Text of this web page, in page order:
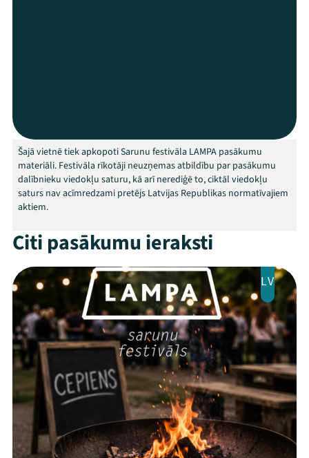
Ziedo
Veikals
ThreadsFacebookYoutube
X Instagram
Flick TikTok
Šajā vietnē tiek apkopoti Sarunu festivāla LAMPA pasākumu
materiāli. Festivāla rīkotāji neuzņemas atbildību par pasākumu
dalībnieku viedokļu saturu, kā arī nerediģē to, ciktāl viedokļu
saturs nav acīmredzami pretējs Latvijas Republikas normatīvajiem
aktiem.
Citi pasākumu ieraksti
LV